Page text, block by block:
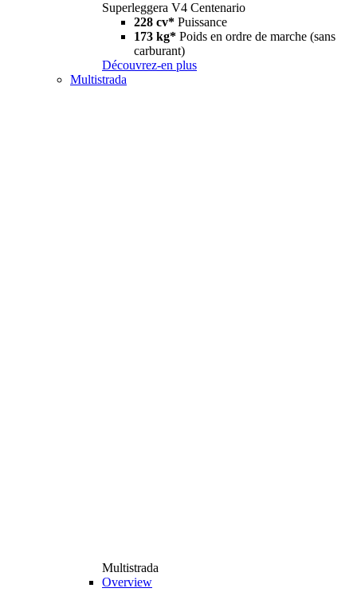
Superleggera V4 Centenario
228 cv* Puissance
173 kg* Poids en ordre de marche (sans
carburant)
Découvrez-en plus
Multistrada
Multistrada
Overview